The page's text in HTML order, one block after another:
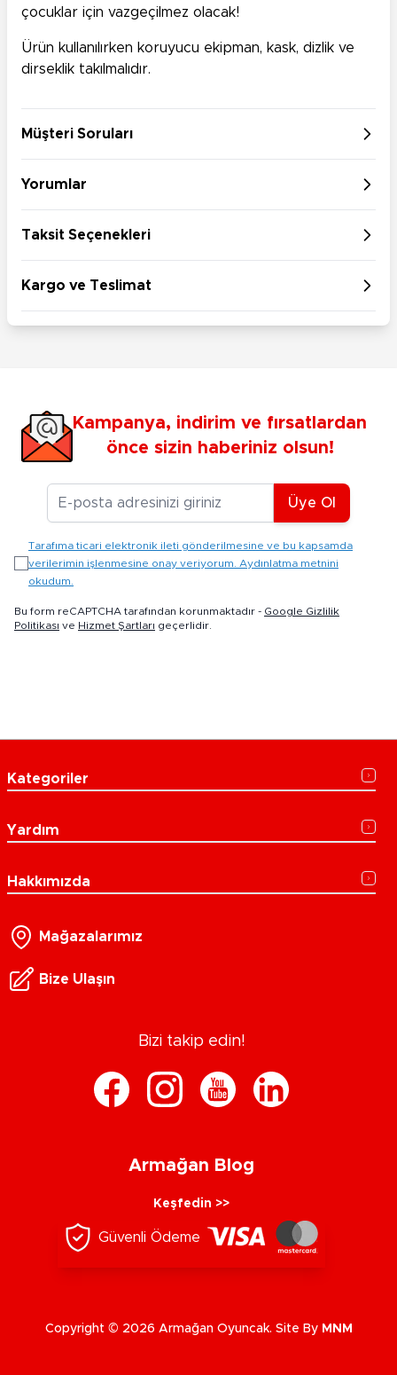
çocuklar için vazgeçilmez olacak!
Ürün kullanılırken koruyucu ekipman, kask, dizlik ve
dirseklik takılmalıdır.
Müşteri Soruları
Yorumlar
Taksit Seçenekleri
Kargo ve Teslimat
Kampanya, indirim ve fırsatlardan
önce sizin haberiniz olsun!
E-posta Adresiniz
Üye Ol
Tarafıma ticari elektronik ileti gönderilmesine ve bu kapsamda
verilerimin işlenmesine onay veriyorum. Aydınlatma metnini
okudum.
Bu form reCAPTCHA tarafından korunmaktadır - Google Gizlilik
Politikası ve Hizmet Şartları geçerlidir.
Kategoriler
Yardım
Hakkımızda
Mağazalarımız
Bize Ulaşın
Bizi takip edin!
Armağan Blog
Keşfedin >>
Güvenli Ödeme
Copyright © 2026 Armağan Oyuncak. Site By MNM